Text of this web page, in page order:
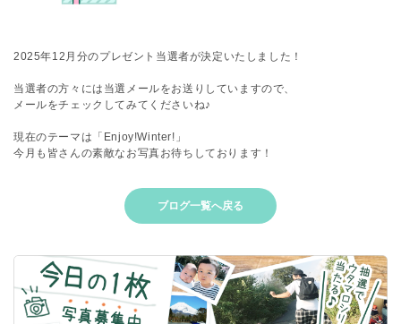
2025年12月分のプレゼント当選者が決定いたしました！
当選者の方々には当選メールをお送りしていますので、
メールをチェックしてみてくださいね♪
現在のテーマは「Enjoy!Winter!」
今月も皆さんの素敵なお写真お待ちしております！
ブログ一覧へ戻る